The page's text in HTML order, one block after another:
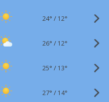
24° / 12°
26° / 12°
25° / 13°
27° / 14°